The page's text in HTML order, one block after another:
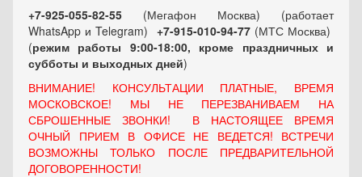
+7-925-055-82-55 (Мегафон Москва) (работает
WhatsApp и Telegram) +7-915-010-94-77 (МТС Москва)
(режим работы 9:00-18:00, кроме праздничных и
субботы и выходных дней)
ВНИМАНИЕ! КОНСУЛЬТАЦИИ ПЛАТНЫЕ, ВРЕМЯ
МОСКОВСКОЕ! МЫ НЕ ПЕРЕЗВАНИВАЕМ НА
СБРОШЕННЫЕ ЗВОНКИ! В НАСТОЯЩЕЕ ВРЕМЯ
ОЧНЫЙ ПРИЕМ В ОФИСЕ НЕ ВЕДЕТСЯ! ВСТРЕЧИ
ВОЗМОЖНЫ ТОЛЬКО ПОСЛЕ ПРЕДВАРИТЕЛЬНОЙ
ДОГОВОРЕННОСТИ!